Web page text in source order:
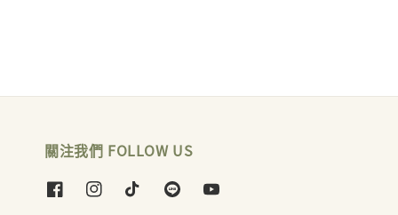
關注我們 FOLLOW US